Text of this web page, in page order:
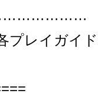
プレイガイド